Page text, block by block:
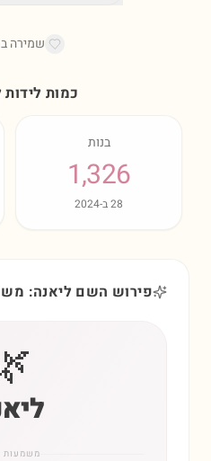
שמירה
כמות
בנות
1,326
28ב-2024
פירוש השם ליאנה:
משמעות